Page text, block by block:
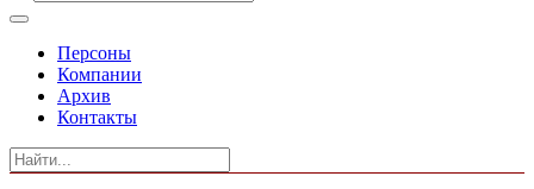
Персоны
Компании
Архив
Контакты